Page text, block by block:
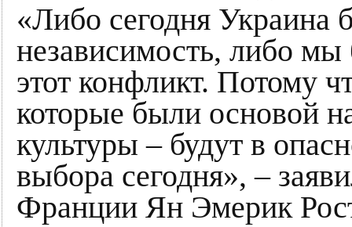
«Либо сегодня Украина
независимость, либо
этот конфликт. Потому
которые были основой
культуры – будут в
выбора сегодня», –
Франции Ян Эмерик